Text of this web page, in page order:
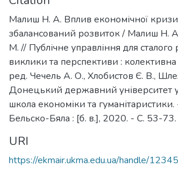
Малиш Н. А. Вплив економічної
збалансований розвиток / Малиш Н.
М. // Публічне управління для сталого
виклики та перспективи :
ред. Чечель А. О., Хлобистов Є. В.,
Донецький державний університет
школа економіки та
Бельско-Бяла : [б. в.], 2020. - С. 53-73.
URI
https://ekmair.ukma.edu.ua/handle/